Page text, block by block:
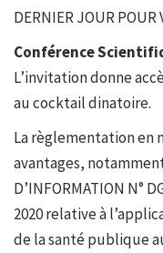
DERNIER JOUR POUR
Conférence
L’invitation donne
au cocktail dinatoire.
La règlementation en
avantages,
D’INFORMATION N°
2020 relative à
de la santé publique